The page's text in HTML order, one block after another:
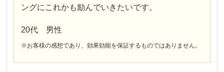
ングにこれかも励んでいきたいです。
20代 男性
※お客様の感想であり、効果効能を保証するものではありません。